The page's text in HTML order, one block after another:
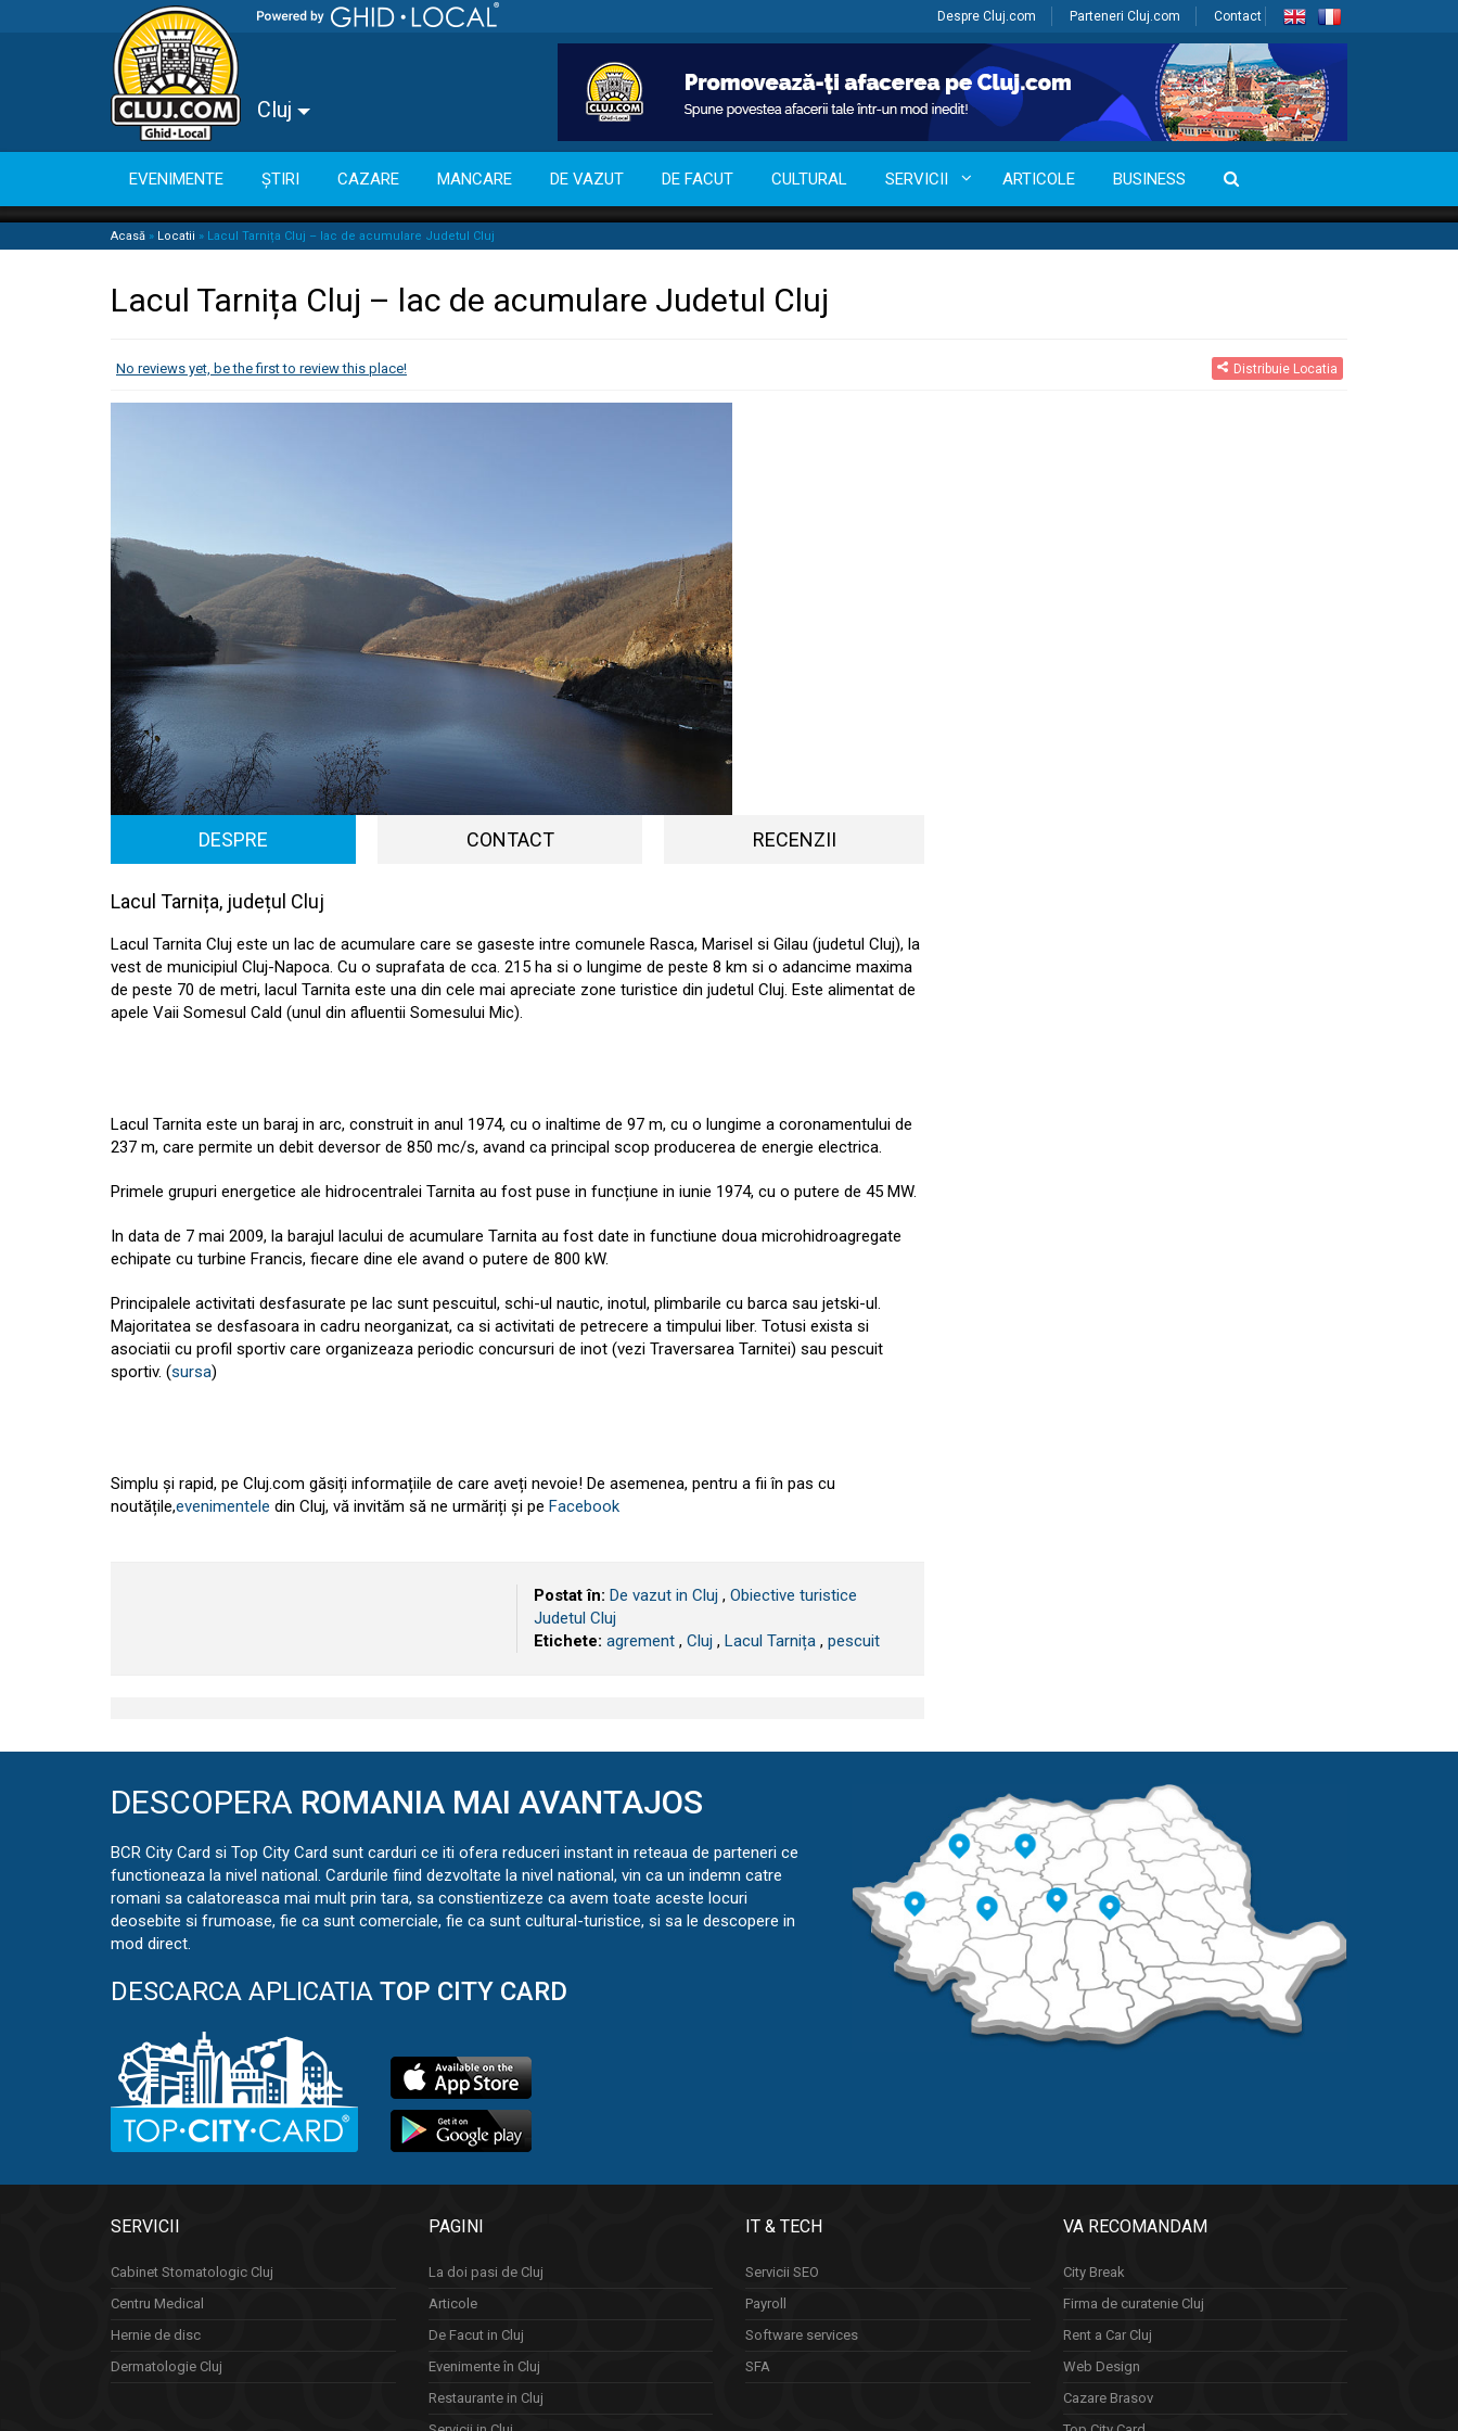
Despre Cluj.com Parteneri Cluj.com Contact
Cluj
EVENIMENTE ȘTIRI CAZARE MANCARE DE VAZUT DE FACUT CULTURAL SERVICII ARTICOLE BUSINESS
Acasă » Locatii » Lacul Tarnița Cluj – lac de acumulare Judetul Cluj
Lacul Tarnița Cluj – lac de acumulare Judetul Cluj
No reviews yet, be the first to review this place! Distribuie Locatia
DESPRE CONTACT RECENZII
Lacul Tarnița, județul Cluj
Lacul Tarnita Cluj este un lac de acumulare care se gaseste intre comunele Rasca, Marisel si Gilau (judetul Cluj), la
vest de municipiul Cluj-Napoca. Cu o suprafata de cca. 215 ha si o lungime de peste 8 km si o adancime maxima
de peste 70 de metri, lacul Tarnita este una din cele mai apreciate zone turistice din judetul Cluj. Este alimentat de
apele Vaii Somesul Cald (unul din afluentii Somesului Mic).
Lacul Tarnita este un baraj in arc, construit in anul 1974, cu o inaltime de 97 m, cu o lungime a coronamentului de
237 m, care permite un debit deversor de 850 mc/s, avand ca principal scop producerea de energie electrica.
Primele grupuri energetice ale hidrocentralei Tarnita au fost puse in funcțiune in iunie 1974, cu o putere de 45 MW.
In data de 7 mai 2009, la barajul lacului de acumulare Tarnita au fost date in functiune doua microhidroagregate
echipate cu turbine Francis, fiecare dine ele avand o putere de 800 kW.
Principalele activitati desfasurate pe lac sunt pescuitul, schi-ul nautic, inotul, plimbarile cu barca sau jetski-ul.
Majoritatea se desfasoara in cadru neorganizat, ca si activitati de petrecere a timpului liber. Totusi exista si
asociatii cu profil sportiv care organizeaza periodic concursuri de inot (vezi Traversarea Tarnitei) sau pescuit
sportiv. (sursa)
Simplu și rapid, pe Cluj.com găsiți informațiile de care aveți nevoie! De asemenea, pentru a fii în pas cu
noutățile,evenimentele din Cluj, vă invităm să ne urmăriți și pe Facebook
Postat în: De vazut in Cluj , Obiective turistice
Judetul Cluj
Etichete: agrement , ​Cluj , Lacul Tarnița , pescuit
DESCOPERA ROMANIA MAI AVANTAJOS
BCR City Card si Top City Card sunt carduri ce iti ofera reduceri instant in reteaua de parteneri ce
functioneaza la nivel national. Cardurile fiind dezvoltate la nivel national, vin ca un indemn catre
romani sa calatoreasca mai mult prin tara, sa constientizeze ca avem toate aceste locuri
deosebite si frumoase, fie ca sunt comerciale, fie ca sunt cultural-turistice, si sa le descopere in
mod direct.
DESCARCA APLICATIA TOP CITY CARD
SERVICII
Cabinet Stomatologic Cluj
Centru Medical
Hernie de disc
Dermatologie Cluj
PAGINI
La doi pasi de Cluj
Articole
De Facut in Cluj
Evenimente în Cluj
Restaurante in Cluj
IT & TECH
Servicii SEO
Payroll
Software services
SFA
VA RECOMANDAM
City Break
Firma de curatenie Cluj
Rent a Car Cluj
Web Design
Cazare Brasov